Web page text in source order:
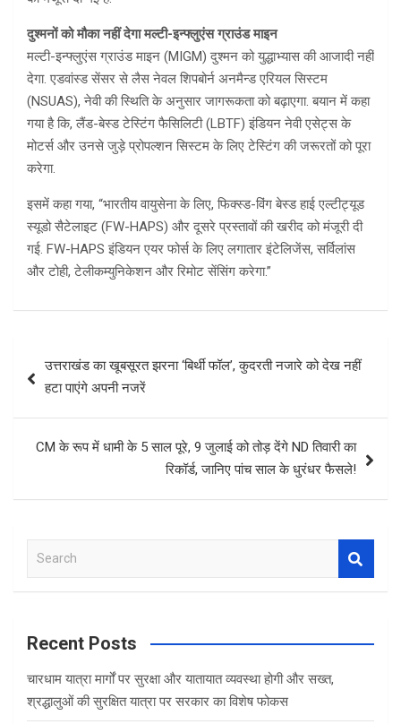
दुश्मनों को मौका नहीं देगा मल्टी-इन्फ्लुएंस ग्राउंड माइन
मल्टी-इन्फ्लुएंस ग्राउंड माइन (MIGM) दुश्मन को युद्धाभ्यास की आजादी नहीं
देगा. एडवांस्ड सेंसर से लैस नेवल शिपबोर्न अनमैन्ड एरियल सिस्टम
(NSUAS), नेवी की स्थिति के अनुसार जागरूकता को बढ़ाएगा. बयान में कहा
गया है कि, लैंड-बेस्ड टेस्टिंग फैसिलिटी (LBTF) इंडियन नेवी एसेट्स के
मोटर्स और उनसे जुड़े प्रोपल्शन सिस्टम के लिए टेस्टिंग की जरूरतों को पूरा
करेगा.
इसमें कहा गया, “भारतीय वायुसेना के लिए, फिक्स्ड-विंग बेस्ड हाई एल्टीट्यूड
स्यूडो सैटेलाइट (FW-HAPS) और दूसरे प्रस्तावों की खरीद को मंजूरी दी
गई. FW-HAPS इंडियन एयर फोर्स के लिए लगातार इंटेलिजेंस, सर्विलांस
और टोही, टेलीकम्युनिकेशन और रिमोट सेंसिंग करेगा.”
navigation
उत्तराखंड का खूबसूरत झरना ‘बिर्थी फॉल’, कुदरती नजारे को देख नहीं
हटा पाएंगे अपनी नजरें
CM के रूप में धामी के 5 साल पूरे, 9 जुलाई को तोड़ देंगे ND तिवारी का
रिकॉर्ड, जानिए पांच साल के धुरंधर फैसले!
a
c
Recent Posts
चारधाम यात्रा मार्गों पर सुरक्षा और यातायात व्यवस्था होगी और सख्त,
श्रद्धालुओं की सुरक्षित यात्रा पर सरकार का विशेष फोकस